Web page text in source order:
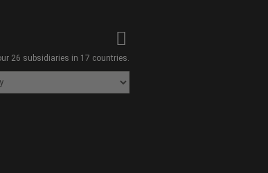
26 subsidiaries in 17 countries.